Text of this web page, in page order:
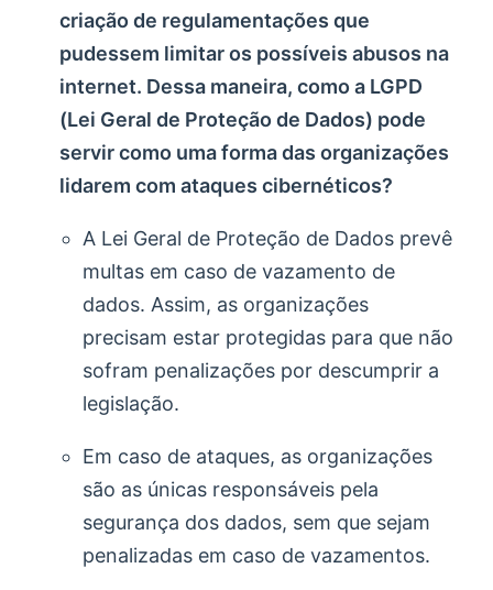
criação de regulamentações que
pudessem limitar os possíveis abusos na
internet. Dessa maneira, como a LGPD
(Lei Geral de Proteção de Dados) pode
servir como uma forma das organizações
lidarem com ataques cibernéticos?
A Lei Geral de Proteção de Dados prevê
multas em caso de vazamento de
dados. Assim, as organizações
precisam estar protegidas para que não
sofram penalizações por descumprir a
legislação.
Em caso de ataques, as organizações
são as únicas responsáveis pela
segurança dos dados, sem que sejam
penalizadas em caso de vazamentos.